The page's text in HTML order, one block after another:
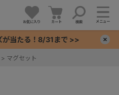
お気に入り カート 検索 メニュー
が当たる！8/31まで >>
> マグセット